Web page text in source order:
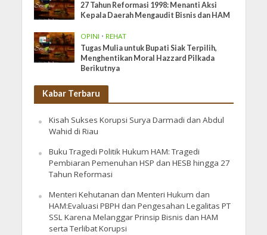
27 Tahun Reformasi 1998: Menanti Aksi
Kepala Daerah Mengaudit Bisnis dan HAM
OPINI • REHAT
Tugas Mulia untuk Bupati Siak Terpilih,
Menghentikan Moral Hazzard Pilkada
Berikutnya
Kabar Terbaru
Kisah Sukses Korupsi Surya Darmadi dan Abdul
Wahid di Riau
Buku Tragedi Politik Hukum HAM: Tragedi
Pembiaran Pemenuhan HSP dan HESB hingga 27
Tahun Reformasi
Menteri Kehutanan dan Menteri Hukum dan
HAM:Evaluasi PBPH dan Pengesahan Legalitas PT
SSL Karena Melanggar Prinsip Bisnis dan HAM
serta Terlibat Korupsi